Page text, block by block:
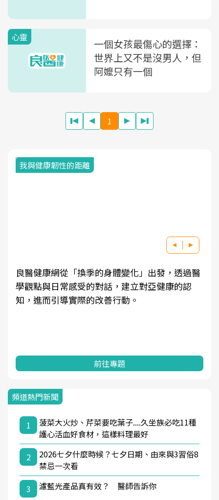
心靈
一個女孩最傷心的選擇：
世界上又不是沒男人，但
阿嬤只有一個
1
我與健康韌性的距離
良醫健康網從「換季的身體變化」出發，透過醫
學觀點與日常感受的對話，建立對亞健康的認
知，進而引導實際的改善行動。
前往專題
頻道熱門新聞
1
菠菜大火炒、芹菜要吃葉子....久坐族必吃11種
護心活血好食材，這樣料理最好
2
2026七夕什麼時候？七夕日期、由來與3習俗8
禁忌一次看
3
濾藍光產品真有效？ 醫師告訴你